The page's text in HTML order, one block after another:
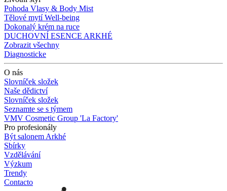
Pohoda Vlasy & Body Mist
Tělové mytí Well-being
Dokonalý krém na ruce
DUCHOVNÍ ESENCE ARKHÉ
Zobrazit všechny
Diagnosticke
O nás
Slovníček složek
Naše dědictví
Slovníček složek
Seznamte se s týmem
VMV Cosmetic Group 'La Factory'
Pro profesionály
Být salonem Arkhé
Sbírky
Vzdělávání
Výzkum
Trendy
Contacto